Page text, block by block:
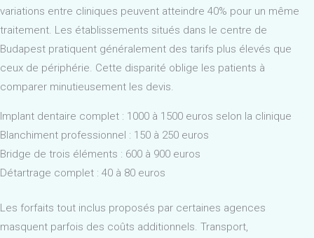
variations entre cliniques peuvent atteindre 40% pour un même
traitement. Les établissements situés dans le centre de
Budapest pratiquent généralement des tarifs plus élevés que
ceux de périphérie. Cette disparité oblige les patients à
comparer minutieusement les devis.
Implant dentaire complet : 1000 à 1500 euros selon la clinique
Blanchiment professionnel : 150 à 250 euros
Bridge de trois éléments : 600 à 900 euros
Détartrage complet : 40 à 80 euros
Les forfaits tout inclus proposés par certaines agences
masquent parfois des coûts additionnels. Transport,